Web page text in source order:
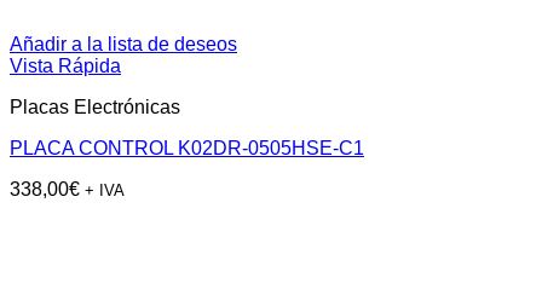
Añadir a la lista de deseos
Vista Rápida
Placas Electrónicas
PLACA CONTROL K02DR-0505HSE-C1
338,00€ + IVA